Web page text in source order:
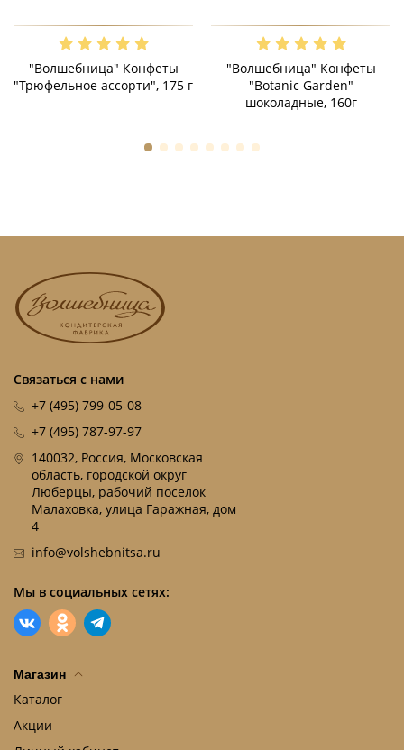
"Волшебница" Конфеты
"Трюфельное ассорти", 175 г
"Волшебница" Конфеты
"Botanic Garden"
шоколадные, 160г
Связаться с нами
+7 (495) 799-05-08
+7 (495) 787-97-97
140032, Россия, Московская
область, городской округ
Люберцы, рабочий поселок
Малаховка, улица Гаражная, дом
4
info@volshebnitsa.ru
Мы в социальных сетях:
Магазин
Каталог
Акции